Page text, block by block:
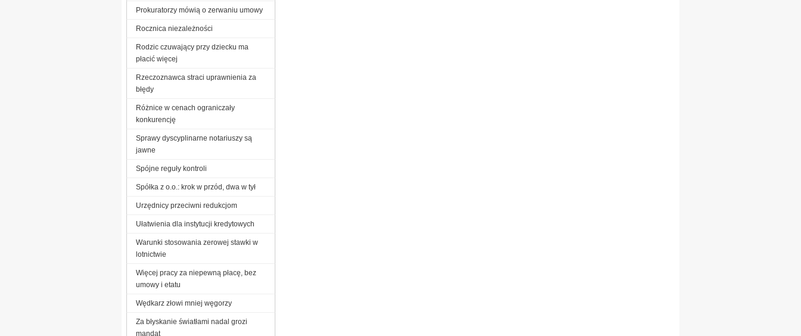
Prokuratorzy mówią o zerwaniu umowy
Rocznica niezależności
Rodzic czuwający przy dziecku ma
płacić więcej
Rzeczoznawca straci uprawnienia za
błędy
Różnice w cenach ograniczały
konkurencję
Sprawy dyscyplinarne notariuszy są
jawne
Spójne reguły kontroli
Spółka z o.o.: krok w przód, dwa w tył
Urzędnicy przeciwni redukcjom
Ułatwienia dla instytucji kredytowych
Warunki stosowania zerowej stawki w
lotnictwie
Więcej pracy za niepewną płacę, bez
umowy i etatu
Wędkarz złowi mniej węgorzy
Za błyskanie światłami nadal grozi
mandat